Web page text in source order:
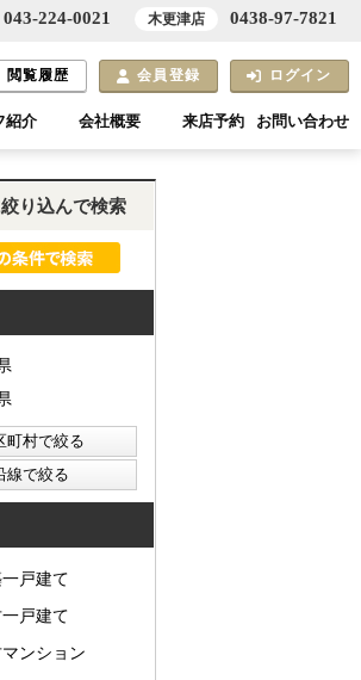
閲覧履歴 会員登録 ログイン
紹介 会社概要 来店予約 お問い合わせ
り込んで検索
戸建て
戸建て
ンション
043-224-0021 木更津店 0438-97-7821